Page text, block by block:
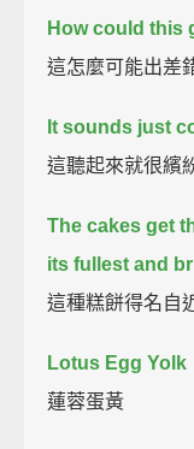
How could this
這怎麼可能出差
It sounds just
這聽起來就很繽
The cakes get
its fullest and
這種糕餅得名自
Lotus Egg Yolk
蓮蓉蛋黃